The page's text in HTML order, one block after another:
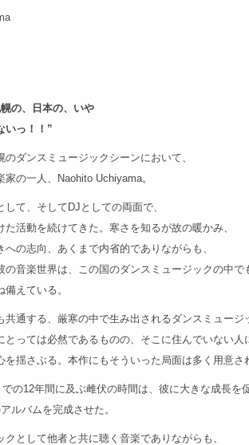
の、日本の、いや
いっ！！”
ダンスミュージックシーンにおいて、
の一人、Naohito Uchiyama。
て、そしてDJとしての両面で、
活動を続けてきた。寒さを知るが故の暖かみ、
の志向、あくまで内省的でありながらも、
の音楽世界は、この国のダンスミュージックの中で
えている。
共通する、厳寒の中で生み出されるダンスミュージ
とっては必然であるものの、そこに住んでいない人
を揺さぶる。本作にもそういった局面は多く用意さ
の12年間に及ぶ雌伏の時間は、彼に大きな成長を
ルバムを完成させた。
として他者と共に聴く音楽でありながらも、